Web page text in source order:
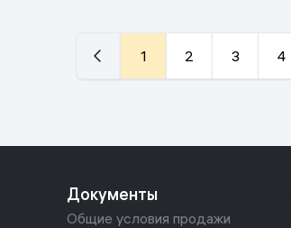
1 2 3 4
Документы
Общие условия продажи